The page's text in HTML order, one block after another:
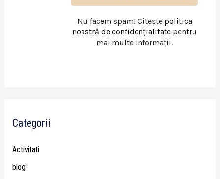
Nu facem spam! Citește politica
noastră de confidențialitatepentru
mai multe informații.
Categorii
Activitati
blog